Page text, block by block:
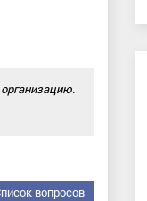
вопросов